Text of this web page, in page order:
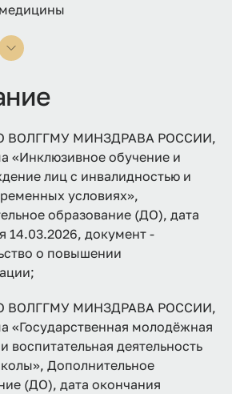
ВОЛГГМУ МИНЗДРАВА РОССИИ,
«Инклюзивное обучение и
лиц с инвалидностью и
условиях»,
образование (ДО), дата
14.03.2026, документ -
о повышении
ВОЛГГМУ МИНЗДРАВА РОССИИ,
«Государственная молодёжная
воспитательная деятельность
Дополнительное
(ДО), дата окончания